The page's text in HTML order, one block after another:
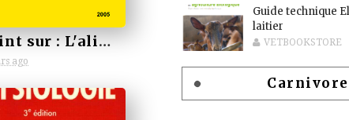
Le point sur : L'alimentation des bovins et des ovins et la qualité des viandes
ago
Guide technique
laitier
VETBOOKSTORE